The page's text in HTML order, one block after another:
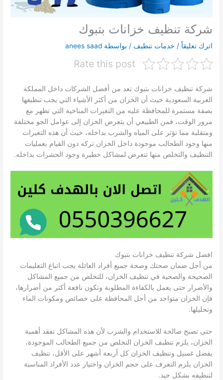
شركة تنظيف خزانات بتبوك
اترك تعليقاً / خدمات تنظيف / بواسطة anees saad
Rate this post
شركة تنظيف خزانات بتبوك تعد من أفضل الشركات داخل المملكة
العربية السعودية حيث أن الخزان من أكثر الأشياء التي يجب تنظيفها
بصفة مستمرة للمحافظة عليه من التغيرات المناخية التي تظهر مع
مرور الوقت، فمن الطبيعي أن يتعرض الخزان إلى عوامل الجو مختلفة
ومتقلبة مما تؤثر على المياه والشرب بداخله، حيث أن هذه التغيرات
منها وجود الطحالب موجودة داخل الخزان تركه دون القيام بعمليات
التنظيف والتخلص منها تتعرض لمشاكل خطيرة وجود الحشرات بداخله.
افضل شركة تنظيف خزانات بتبوك
من أجل ضمان صحتك وصحة جميع أفراد العائلة يجب اتباع التعليمات
الصحيحة والصحية في تنظيف الخزان، للتخلص من جميع المشاكل
والأضرار حتى يعمل بالكفاءة المطلوبة وتكون نافعة أكثر من أضرارها،
فإن الخزان متواجد من أجل المحافظة على خصائص ومكونات الماء
وتحليلها.
حتى تصبح صالحة للاستخدام والشرب لأن هذه المشاكل تفقد أهمية
الخزان، يلزم تنظيف الخزان التخلص من جميع الطحالب الموجودة،
يفضل غسيل وتنظيف الخزان كل أربعة أشهر على الأقل، تنظيف
الخزان يلزم التعرف على حجم الخزان واختيار عدد الأفراد المناسبة
لتنظيفه بشكل جيد.